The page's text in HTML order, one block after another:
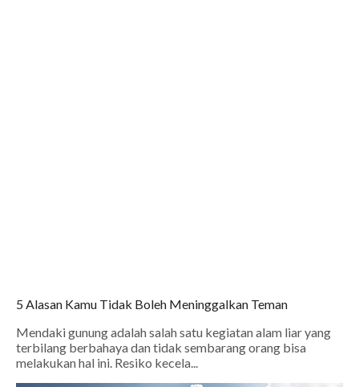
5 Alasan Kamu Tidak Boleh Meninggalkan Teman
Mendaki gunung adalah salah satu kegiatan alam liar yang
terbilang berbahaya dan tidak sembarang orang bisa
melakukan hal ini. Resiko kecela...